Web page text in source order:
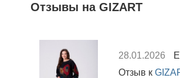
Отзывы на GIZART
28.01.2026
Отзыв к